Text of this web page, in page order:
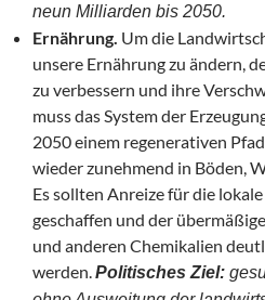
neun Milliarden bis 2050.
Ernährung. Um die
unsere Ernährung zu ändern,
zu verbessern und ihre
muss das System der
2050 einem regenerativen
wieder zunehmend in Böden,
Es sollten Anreize für die
geschaffen und der
und anderen Chemikalien
werden. Politisches Ziel: